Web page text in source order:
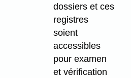
dossiers et ces
registres
soient
accessibles
pour examen
et vérification